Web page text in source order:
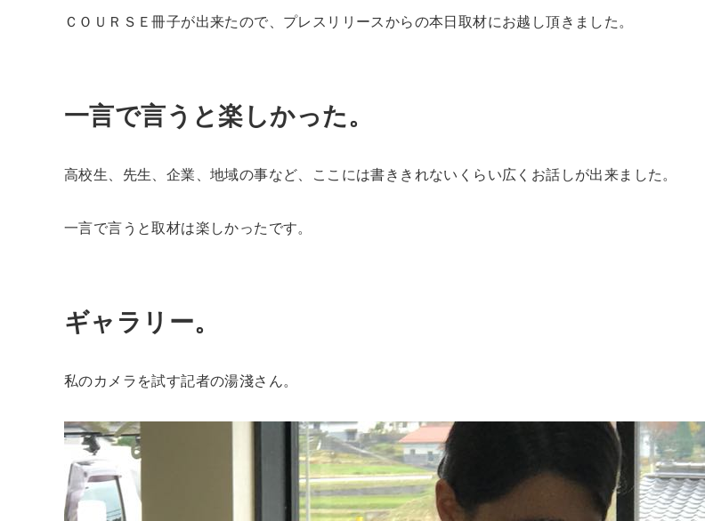
ＣＯＵＲＳＥ冊子が出来たので、プレスリリースからの本日取材にお越し頂きました。
一言で言うと楽しかった。
高校生、先生、企業、地域の事など、ここには書ききれないくらい広くお話しが出来ました。
一言で言うと取材は楽しかったです。
ギャラリー。
私のカメラを試す記者の湯淺さん。